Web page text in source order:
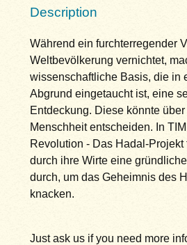
Description
Während ein furchterregender
Weltbevölkerung vernichtet,
wissenschaftliche Basis, die in
Abgrund eingetaucht ist, eine
Entdeckung. Diese könnte
Menschheit entscheiden. In
Revolution - Das Hadal-
durch ihre Wirte eine
durch, um das Geheimnis des
knacken.
Just ask us if you need more